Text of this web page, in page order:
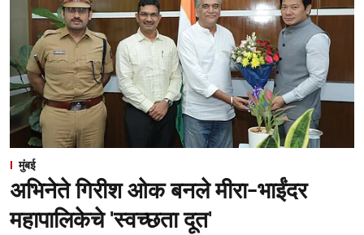
मुंबई
अभिनेते गिरीश ओक बनले मीरा-भाईंदर
महापालिकेचे 'स्वच्छता दूत'